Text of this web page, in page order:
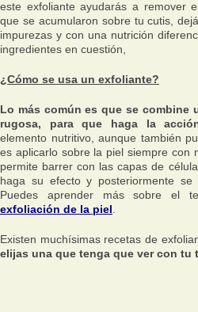
este exfoliante ayudarás a remover
que se acumularon sobre tu cutis,
impurezas y con una nutrición
ingredientes en cuestión,
¿Cómo se usa un exfoliante?
Lo más común es que se combine
rugosa, para que haga la
elemento nutritivo, aunque también
es aplicarlo sobre la piel siempre con
permite barrer con las capas de
haga su efecto y posteriormente
Puedes aprender más sobre el
exfoliación de la piel
Existen muchísimas recetas de
elijas una que tenga que ver con tu